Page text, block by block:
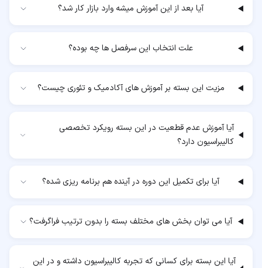
آیا بعد از این آموزش میشه وارد بازار کار شد؟
علت انتخاب این سرفصل ها چه بوده؟
مزیت این بسته بر آموزش های آکادمیک و تئوری چیست؟
آیا آموزش عدم قطعیت در این بسته رویکرد تخصصی
کالیبراسیون دارد؟
آیا برای تکمیل این دوره در آینده هم برنامه ریزی شده؟
آیا می توان بخش های مختلف بسته را بدون ترتیب فراگرفت؟
آیا این بسته برای کسانی که تجربه کالیبراسیون داشته و در این